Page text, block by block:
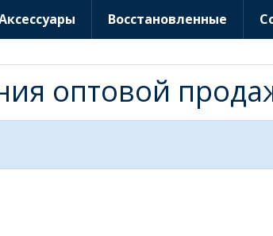
Восстановленные
оптовой